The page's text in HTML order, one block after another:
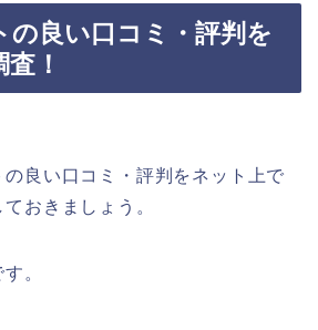
の良い口コミ・評判を
！
良い口コミ・評判をネット上で
おきましょう。
。